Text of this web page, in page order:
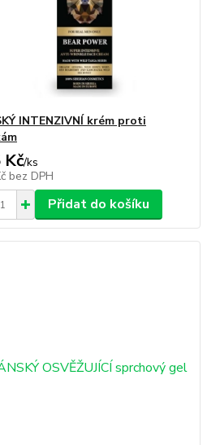
INTENZIVNÍ krém proti
Kč/ks
bez DPH
Přidat do košíku